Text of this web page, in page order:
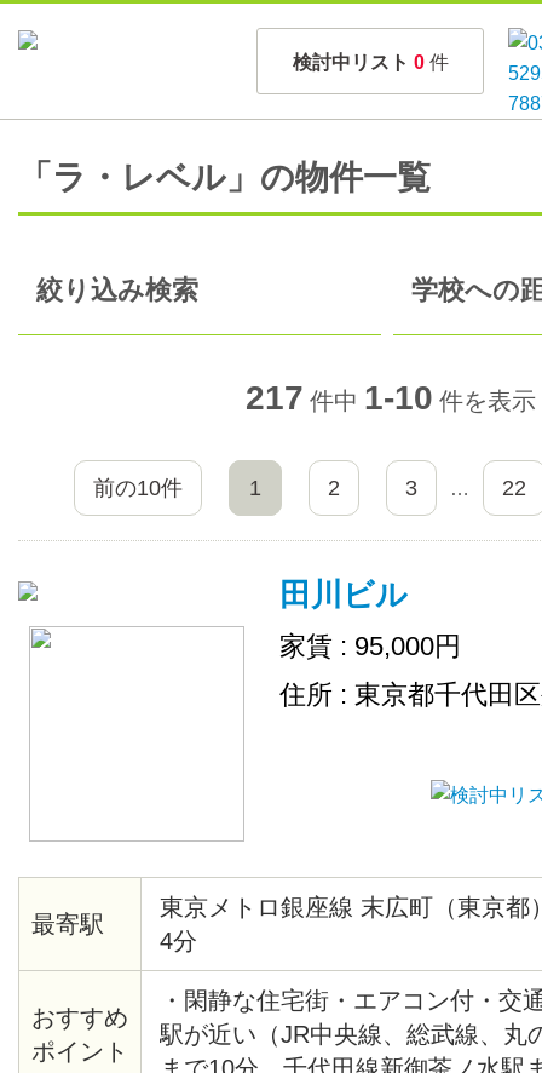
検討中リスト 0 件
「ラ・レベル」の物件一覧
絞り込み検索 学校への
217 件中 1-10 件を表示
前の10件 1 2 3 … 22
田川ビル
家賃 : 95,000円
住所 : 東京都千代田
最寄駅
東京メトロ銀座線 末広町（東京
4分
おすすめ
ポイント
・閑静な住宅街・エアコン付・交
駅が近い（JR中央線、総武線、丸